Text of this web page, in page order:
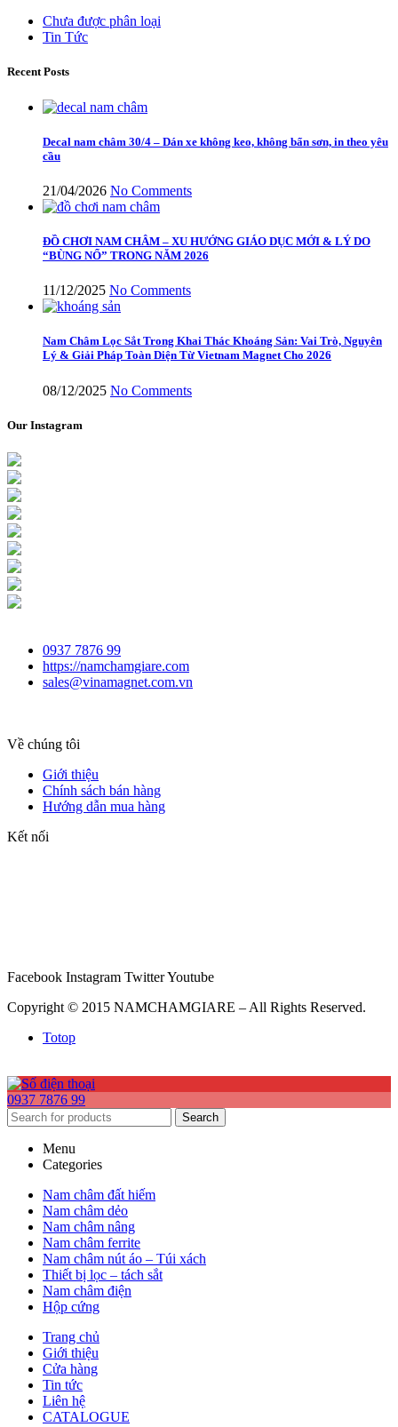
Chưa được phân loại
Tin Tức
Recent Posts
Decal nam châm 30/4 – Dán xe không keo, không bẩn sơn, in theo yêu
cầu
21/04/2026 No Comments
ĐỒ CHƠI NAM CHÂM – XU HƯỚNG GIÁO DỤC MỚI & LÝ DO
“BÙNG NỔ” TRONG NĂM 2026
11/12/2025 No Comments
Nam Châm Lọc Sắt Trong Khai Thác Khoáng Sản: Vai Trò, Nguyên
Lý & Giải Pháp Toàn Diện Từ Vietnam Magnet Cho 2026
08/12/2025 No Comments
Our Instagram
0937 7876 99
https://namchamgiare.com
sales@vinamagnet.com.vn
Về chúng tôi
Giới thiệu
Chính sách bán hàng
Hướng dẫn mua hàng
Kết nối
Facebook Instagram TwitterYoutube
Copyright © 2015 NAMCHAMGIARE – All Rights Reserved.
Totop
0937 7876 99
Search
Menu
Categories
Nam châm đất hiếm
Nam châm dẻo
Nam châm nâng
Nam châm ferrite
Nam châm nút áo – Túi xách
Thiết bị lọc – tách sắt
Nam châm điện
Hộp cứng
Trang chủ
Giới thiệu
Cửa hàng
Tin tức
Liên hệ
CATALOGUE